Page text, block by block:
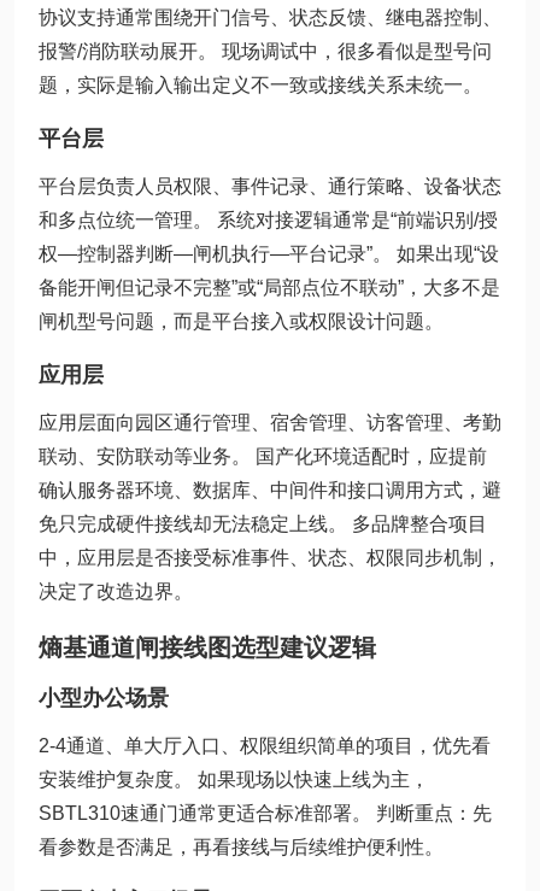
协议支持通常围绕开门信号、状态反馈、继电器控制、
报警/消防联动展开。 现场调试中，很多看似是型号问
题，实际是输入输出定义不一致或接线关系未统一。
平台层
平台层负责人员权限、事件记录、通行策略、设备状态
和多点位统一管理。 系统对接逻辑通常是“前端识别/授
权—控制器判断—闸机执行—平台记录”。 如果出现“设
备能开闸但记录不完整”或“局部点位不联动”，大多不是
闸机型号问题，而是平台接入或权限设计问题。
应用层
应用层面向园区通行管理、宿舍管理、访客管理、考勤
联动、安防联动等业务。 国产化环境适配时，应提前
确认服务器环境、数据库、中间件和接口调用方式，避
免只完成硬件接线却无法稳定上线。 多品牌整合项目
中，应用层是否接受标准事件、状态、权限同步机制，
决定了改造边界。
熵基通道闸接线图选型建议逻辑
小型办公场景
2-4通道、单大厅入口、权限组织简单的项目，优先看
安装维护复杂度。 如果现场以快速上线为主，
SBTL310速通门通常更适合标准部署。 判断重点：先
看参数是否满足，再看接线与后续维护便利性。